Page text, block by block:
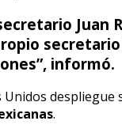
informó.
.